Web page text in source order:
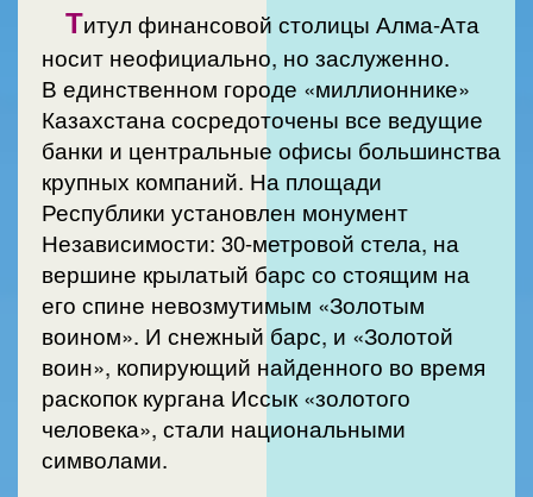
Титул финансовой столицы Алма-Ата
носит неофициально, но заслуженно.
В единственном городе «миллионнике»
Казахстана сосредоточены все ведущие
банки и центральные офисы большинства
крупных компаний. На площади
Республики установлен монумент
Независимости: 30-метровой стела, на
вершине крылатый барс со стоящим на
его спине невозмутимым «Золотым
воином». И снежный барс, и «Золотой
воин», копирующий найденного во время
раскопок кургана Иссык «золотого
человека», стали национальными
символами.